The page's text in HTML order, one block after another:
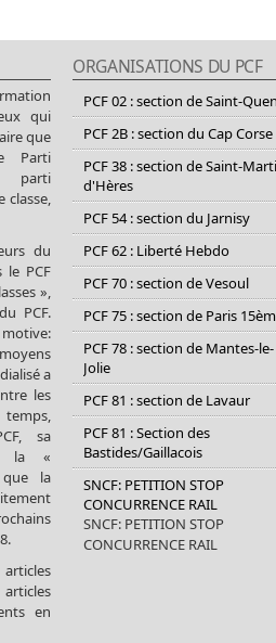
qui
que
Parti
parti
classe,
du
le PCF
»,
PCF.
a
les
sa
la «
la
en
ORGANISATIONS DU PCF
PCF 02 : section de Saint-
PCF 2B : section du Cap Corse
PCF 38 : section de Saint-
d'Hères
PCF 54 : section du Jarnisy
PCF 62 : Liberté Hebdo
PCF 70 : section de Vesoul
PCF 75 : section de Paris
PCF 78 : section de Mantes-le-
Jolie
PCF 81 : section de Lavaur
PCF 81 : Section des
Bastides/Gaillacois
SNCF: PETITION STOP
CONCURRENCE RAIL
SNCF: PETITION STOP
CONCURRENCE RAIL